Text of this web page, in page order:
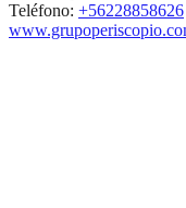
Teléfono: +56228858626